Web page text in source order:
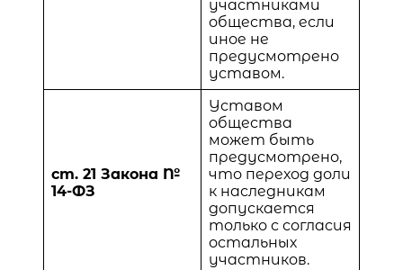
участниками
общества, если
иное не
предусмотрено
уставом.
ст. 21 Закона №
14-ФЗ
Уставом
общества
может быть
предусмотрено,
что переход доли
к наследникам
допускается
только с согласия
остальных
участников.